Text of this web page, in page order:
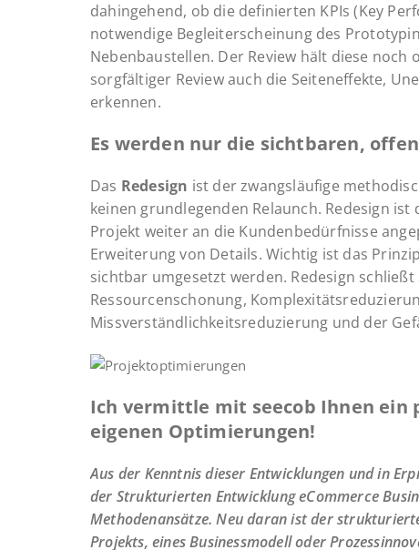
dahingehend, ob die definierten KPIs (Key
notwendige Begleiterscheinung des
Nebenbaustellen. Der Review hält diese noch
sorgfältiger Review auch die Seiteneffekte,
erkennen.
Es werden nur die sichtbaren,
Das Redesign ist der zwangsläufige
keinen grundlegenden Relaunch. Redesign
Projekt weiter an die Kundenbedürfnisse
Erweiterung von Details. Wichtig ist das
sichtbar umgesetzt werden. Redesign
Ressourcenschonung,
Missverständlichkeitsreduzierung und der
Ich vermittle mit seecob Ihnen
eigenen Optimierungen!
Aus der Kenntnis dieser Entwicklungen und in
der Strukturierten Entwicklung eCommerce
Methodenansätze. Neu daran ist der
Projekts, eines Businessmodell oder